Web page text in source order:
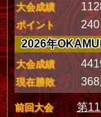
大会成績
ポイント
2026年
大会成績
現在勝敗 368
前回大会
第